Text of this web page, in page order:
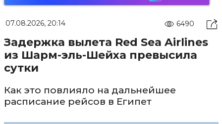
07.08.2026, 20:14 6490
Задержка вылета Red Sea Airlines
из Шарм-эль-Шейха превысила
сутки
Как это повлияло на дальнейшее
расписание рейсов в Египет